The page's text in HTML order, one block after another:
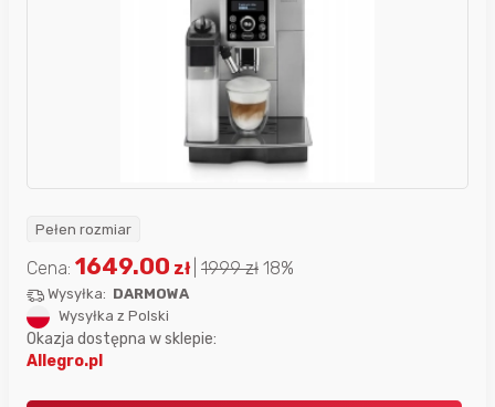
Pełen rozmiar
Cena: 1649.00 zł 1999zł 18%
Wysyłka: DARMOWA
Wysyłka z Polski
Okazja dostępna w sklepie:
Allegro.pl